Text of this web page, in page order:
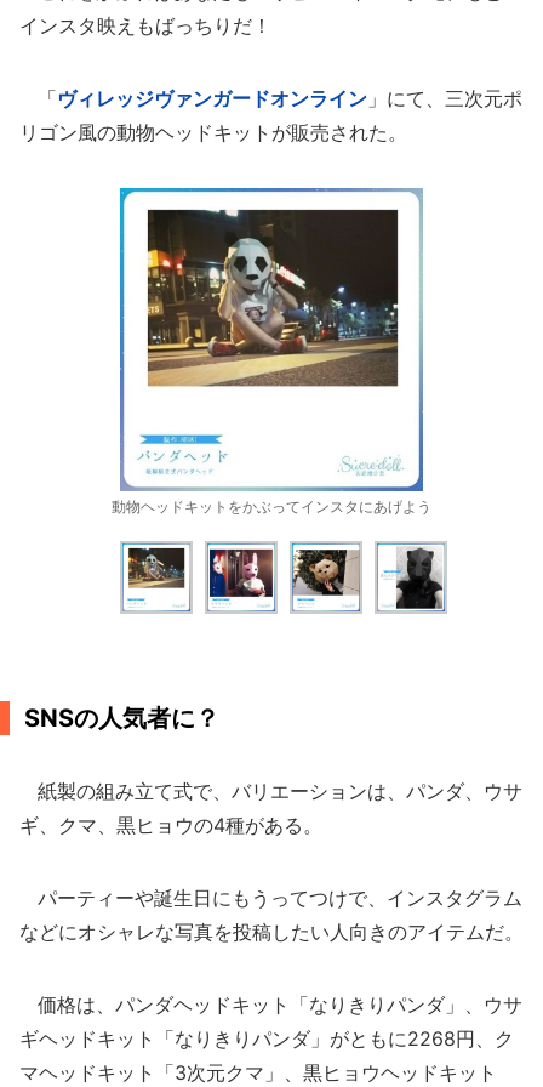
インスタ映えもばっちりだ！
「ヴィレッジヴァンガードオンライン 」にて、三次元ポ
リゴン風の動物ヘッドキットが販売された。
動物ヘッドキットをかぶってインスタにあげよう
SNSの人気者に？
紙製の組み立て式で、バリエーションは、パンダ、ウサ
ギ、クマ、黒ヒョウの4種がある。
パーティーや誕生日にもうってつけで、インスタグラム
などにオシャレな写真を投稿したい人向きのアイテムだ。
価格は、パンダヘッドキット「なりきりパンダ」、ウサ
ギヘッドキット「なりきりパンダ」がともに2268円、ク
マヘッドキット「3次元クマ」、黒ヒョウヘッドキット